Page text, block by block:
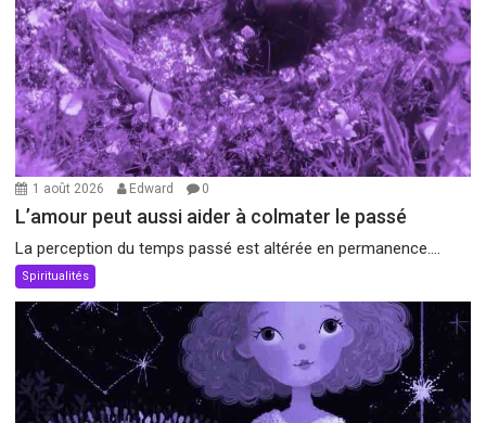
1 août 2026 Edward 0
L’amour peut aussi aider à colmater le passé
La perception du temps passé est altérée en permanence....
Spiritualités